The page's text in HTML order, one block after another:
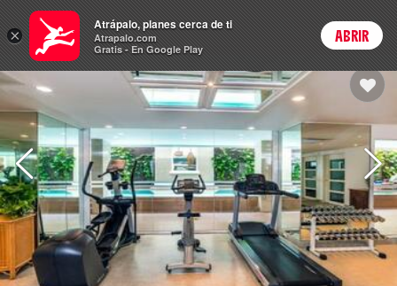
Hoteles Login
×
Atrápalo, planes cerca de ti
Atrapalo.com
Gratis - En Google Play
ABRIR